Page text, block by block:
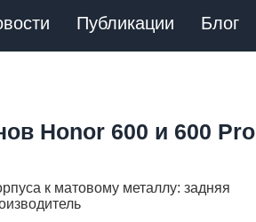
Публикации Блог
Honor 600 и 600 Pro
к матовому металлу: задняя